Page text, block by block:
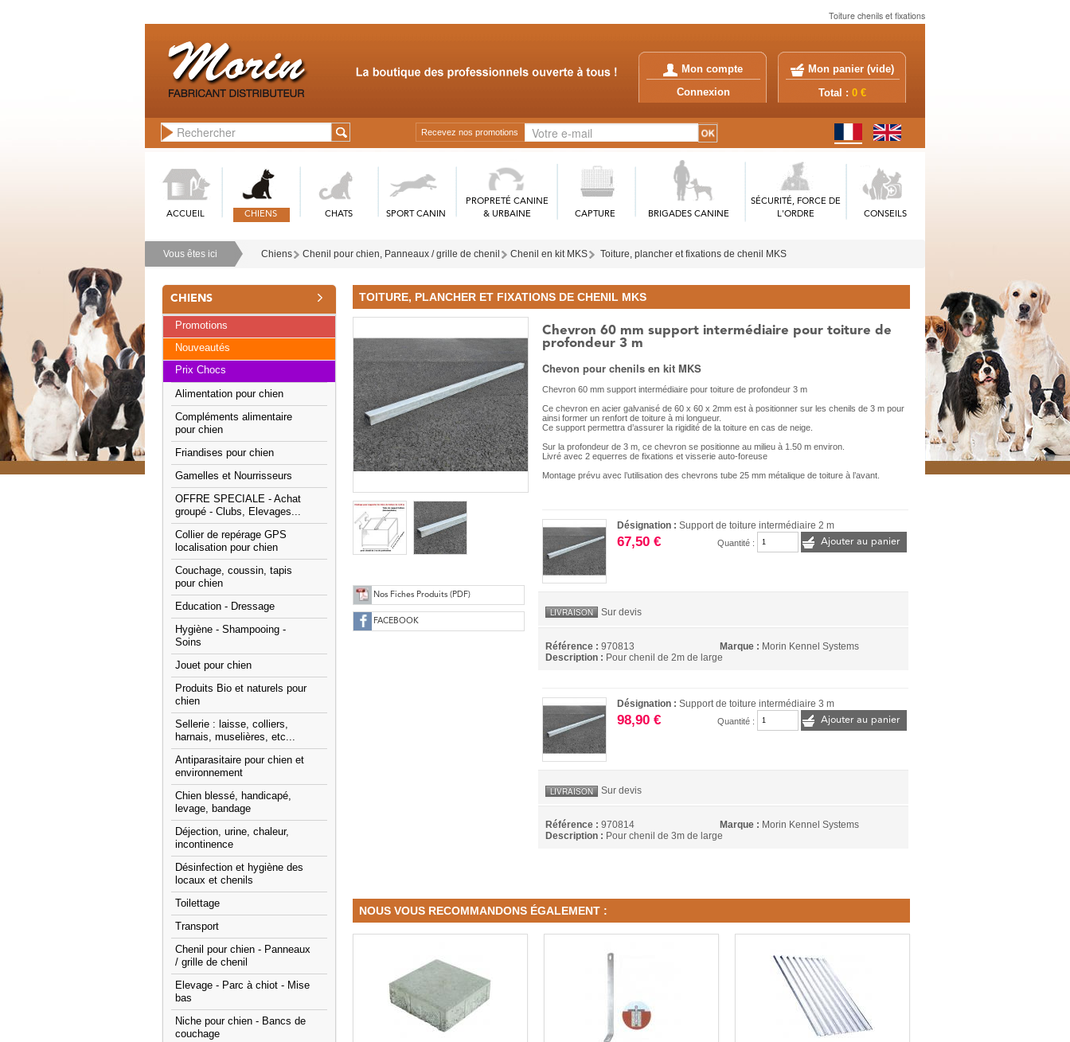
Toiture chenils et fixations
Mon compte
Connexion
Mon panier (vide)
Total : 0 €
Recevez nos promotions
ACCUEIL CHIENS CHATS SPORT CANIN
PROPRETÉ CANINE
& URBAINE
CAPTURE BRIGADES CANINE
SÉCURITÉ, FORCE DE
L'ORDRE
CONSEILS
Vous êtes ici Chiens Chenil pour chien, Panneaux / grille de chenil Chenil en kit MKS Toiture, plancher et fixations de chenil MKS
CHIENS
Promotions
Nouveautés
Prix Chocs
Alimentation pour chien
Compléments alimentaire
pour chien
Friandises pour chien
Gamelles et Nourrisseurs
OFFRE SPECIALE - Achat
groupé - Clubs, Elevages...
Collier de repérage GPS
localisation pour chien
Couchage, coussin, tapis
pour chien
Education - Dressage
Hygiène - Shampooing -
Soins
Jouet pour chien
Produits Bio et naturels pour
chien
Sellerie : laisse, colliers,
harnais, muselières, etc...
Antiparasitaire pour chien et
environnement
Chien blessé, handicapé,
levage, bandage
Déjection, urine, chaleur,
incontinence
Désinfection et hygiène des
locaux et chenils
Toilettage
Transport
Chenil pour chien - Panneaux
/ grille de chenil
Elevage - Parc à chiot - Mise
bas
Niche pour chien - Bancs de
couchage
TOITURE, PLANCHER ET FIXATIONS DE CHENIL MKS
Nos Fiches Produits (PDF)
FACEBOOK
Chevron 60 mm support intermédiaire pour toiture de
profondeur 3 m
Chevon pour chenils en kit MKS
Chevron 60 mm support intermédiaire pour toiture de profondeur 3 m
Ce chevron en acier galvanisé de 60 x 60 x 2mm est à positionner sur les chenils de 3 m pour
ainsi former un renfort de toiture à mi longueur.
Ce support permettra d’assurer la rigidité de la toiture en cas de neige.
Sur la profondeur de 3 m, ce chevron se positionne au milieu à 1.50 m environ.
Livré avec 2 equerres de fixations et visserie auto-foreuse
Montage prévu avec l’utilisation des chevrons tube 25 mm métalique de toiture à l’avant.
Désignation :Support de toiture intermédiaire 2 m
67,50 € Quantité : Ajouter au panier
LIVRAISON Sur devis
Référence : 970813 Marque : Morin Kennel Systems
Description : Pour chenil de 2m de large
Désignation :Support de toiture intermédiaire 3 m
98,90 € Quantité : Ajouter au panier
LIVRAISON Sur devis
Référence : 970814 Marque : Morin Kennel Systems
Description : Pour chenil de 3m de large
NOUS VOUS RECOMMANDONS ÉGALEMENT :